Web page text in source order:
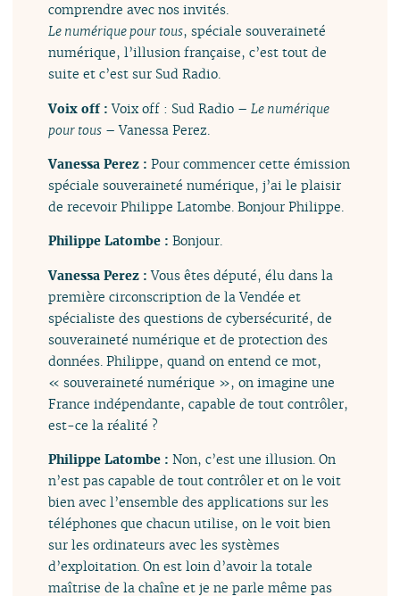
comprendre avec nos invités.
Le numérique pour tous, spéciale souveraineté
numérique, l’illusion française, c’est tout de
suite et c’est sur Sud Radio.
Voix off :Voix off : Sud Radio – Le numérique
pour tous – Vanessa Perez.
Vanessa Perez :Pour commencer cette émission
spéciale souveraineté numérique, j’ai le plaisir
de recevoir Philippe Latombe. Bonjour Philippe.
Philippe Latombe :Bonjour.
Vanessa Perez :Vous êtes député, élu dans la
première circonscription de la Vendée et
spécialiste des questions de cybersécurité, de
souveraineté numérique et de protection des
données. Philippe, quand on entend ce mot,
« souveraineté numérique », on imagine une
France indépendante, capable de tout contrôler,
est-ce la réalité ?
Philippe Latombe :Non, c’est une illusion. On
n’est pas capable de tout contrôler et on le voit
bien avec l’ensemble des applications sur les
téléphones que chacun utilise, on le voit bien
sur les ordinateurs avec les systèmes
d’exploitation. On est loin d’avoir la totale
maîtrise de la chaîne et je ne parle même pas